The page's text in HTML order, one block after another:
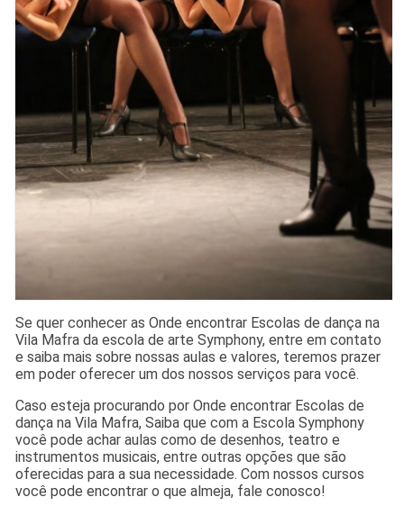
Se quer conhecer as Onde encontrar Escolas de dança na
Vila Mafra da escola de arte Symphony, entre em contato
e saiba mais sobre nossas aulas e valores, teremos prazer
em poder oferecer um dos nossos serviços para você.
Caso esteja procurando por Onde encontrar Escolas de
dança na Vila Mafra, Saiba que com a Escola Symphony
você pode achar aulas como de desenhos, teatro e
instrumentos musicais, entre outras opções que são
oferecidas para a sua necessidade. Com nossos cursos
você pode encontrar o que almeja, fale conosco!